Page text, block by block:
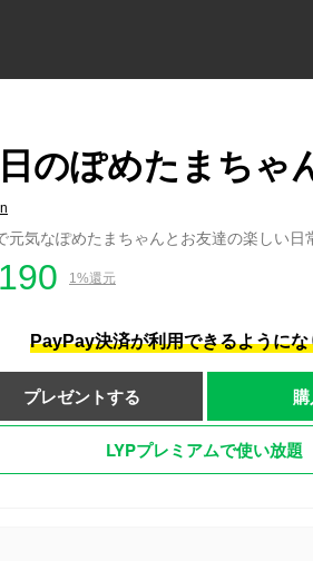
のぽめたまちゃ
元気なぽめたまちゃんとお友達の楽しい日
1%還元
PayPay決済が利用できるようにな
プレゼントする
LYPプレミアムで使い放題